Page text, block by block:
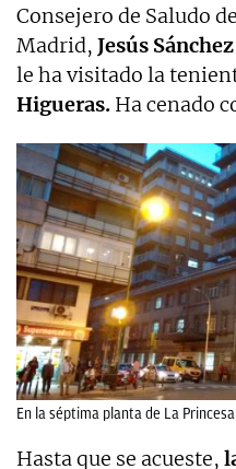
Consejero de Saludo
Madrid, Jesús
le ha visitado la
Higueras. Ha cenado
En la séptima planta de La
Hasta que se acueste,